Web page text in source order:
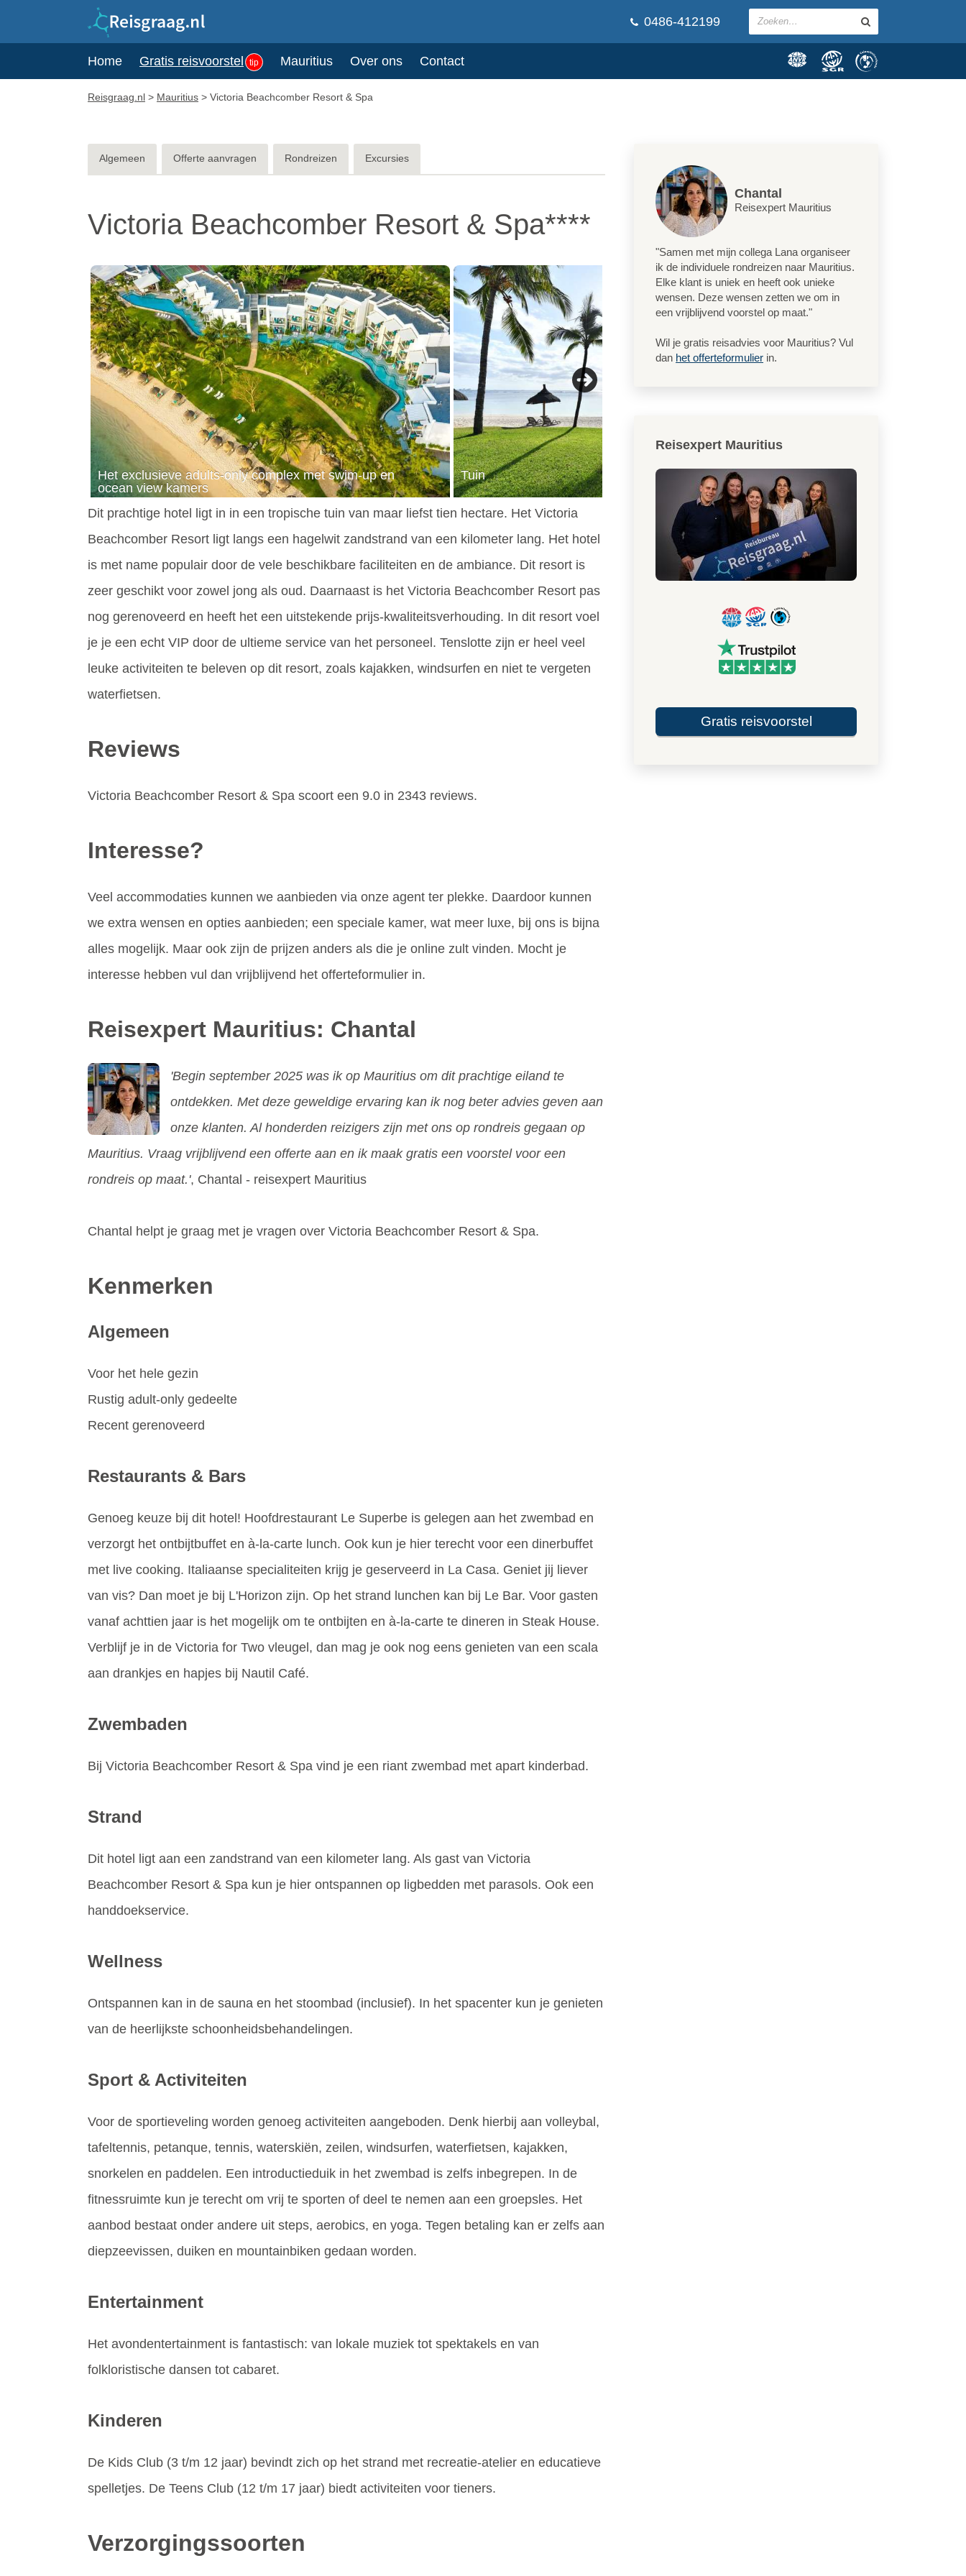
0486-412199
Home Gratis reisvoorstel tip Mauritius Over ons Contact
Reisgraag.nl > Mauritius > Victoria Beachcomber Resort & Spa
Algemeen Offerte aanvragen Rondreizen Excursies
Victoria Beachcomber Resort & Spa****
Het exclusieve adults-only complex met swim-up en
ocean view kamers
Tuin New superior first floor
Next
Dit prachtige hotel ligt in in een tropische tuin van maar liefst tien hectare. Het Victoria
Beachcomber Resort ligt langs een hagelwit zandstrand van een kilometer lang. Het hotel
is met name populair door de vele beschikbare faciliteiten en de ambiance. Dit resort is
zeer geschikt voor zowel jong als oud. Daarnaast is het Victoria Beachcomber Resort pas
nog gerenoveerd en heeft het een uitstekende prijs-kwaliteitsverhouding. In dit resort voel
je je een echt VIP door de ultieme service van het personeel. Tenslotte zijn er heel veel
leuke activiteiten te beleven op dit resort, zoals kajakken, windsurfen en niet te vergeten
waterfietsen.
Reviews
Victoria Beachcomber Resort & Spa scoort een 9.0 in 2343 reviews.
Interesse?
Veel accommodaties kunnen we aanbieden via onze agent ter plekke. Daardoor kunnen
we extra wensen en opties aanbieden; een speciale kamer, wat meer luxe, bij ons is bijna
alles mogelijk. Maar ook zijn de prijzen anders als die je online zult vinden. Mocht je
interesse hebben vul dan vrijblijvend het offerteformulier in.
Reisexpert Mauritius: Chantal
'Begin september 2025 was ik op Mauritius om dit prachtige eiland te
ontdekken. Met deze geweldige ervaring kan ik nog beter advies geven aan
onze klanten. Al honderden reizigers zijn met ons op rondreis gegaan op
Mauritius. Vraag vrijblijvend een offerte aan en ik maak gratis een voorstel voor een
rondreis op maat.', Chantal - reisexpert Mauritius
Chantal helpt je graag met je vragen over Victoria Beachcomber Resort & Spa.
Kenmerken
Algemeen
Voor het hele gezin
Rustig adult-only gedeelte
Recent gerenoveerd
Restaurants & Bars
Genoeg keuze bij dit hotel! Hoofdrestaurant Le Superbe is gelegen aan het zwembad en
verzorgt het ontbijtbuffet en à-la-carte lunch. Ook kun je hier terecht voor een dinerbuffet
met live cooking. Italiaanse specialiteiten krijg je geserveerd in La Casa. Geniet jij liever
van vis? Dan moet je bij L'Horizon zijn. Op het strand lunchen kan bij Le Bar. Voor gasten
vanaf achttien jaar is het mogelijk om te ontbijten en à-la-carte te dineren in Steak House.
Verblijf je in de Victoria for Two vleugel, dan mag je ook nog eens genieten van een scala
aan drankjes en hapjes bij Nautil Café.
Zwembaden
Bij Victoria Beachcomber Resort & Spa vind je een riant zwembad met apart kinderbad.
Strand
Dit hotel ligt aan een zandstrand van een kilometer lang. Als gast van Victoria
Beachcomber Resort & Spa kun je hier ontspannen op ligbedden met parasols. Ook een
handdoekservice.
Wellness
Ontspannen kan in de sauna en het stoombad (inclusief). In het spacenter kun je genieten
van de heerlijkste schoonheidsbehandelingen.
Sport & Activiteiten
Voor de sportieveling worden genoeg activiteiten aangeboden. Denk hierbij aan volleybal,
tafeltennis, petanque, tennis, waterskiën, zeilen, windsurfen, waterfietsen, kajakken,
snorkelen en paddelen. Een introductieduik in het zwembad is zelfs inbegrepen. In de
fitnessruimte kun je terecht om vrij te sporten of deel te nemen aan een groepsles. Het
aanbod bestaat onder andere uit steps, aerobics, en yoga. Tegen betaling kan er zelfs aan
diepzeevissen, duiken en mountainbiken gedaan worden.
Entertainment
Het avondentertainment is fantastisch: van lokale muziek tot spektakels en van
folkloristische dansen tot cabaret.
Kinderen
De Kids Club (3 t/m 12 jaar) bevindt zich op het strand met recreatie-atelier en educatieve
spelletjes. De Teens Club (12 t/m 17 jaar) biedt activiteiten voor tieners.
Verzorgingssoorten
Chantal
Reisexpert Mauritius
"Samen met mijn collega Lana organiseer
ik de individuele rondreizen naar Mauritius.
Elke klant is uniek en heeft ook unieke
wensen. Deze wensen zetten we om in
een vrijblijvend voorstel op maat."
Wil je gratis reisadvies voor Mauritius? Vul
dan het offerteformulier in.
Reisexpert Mauritius
Gratis reisvoorstel